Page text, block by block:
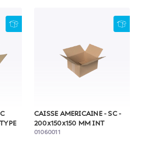
CAISSE AMERICAINE - SC -
200x150x150 MM INT
01060011